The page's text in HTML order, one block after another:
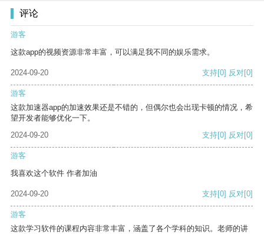
评论
游客
这款app的视频资源非常丰富，可以满足我不同的娱乐需求。
2024-09-20 支持[0] 反对[0]
游客
这款加速器app的加速效果还是不错的，但偶尔也会出现卡顿的情况，希
望开发者能够优化一下。
2024-09-20
支持[0] 反对[0]
游客
我喜欢这个软件 作者加油
2024-09-20 支持[0] 反对[0]
游客
这款学习软件的课程内容非常丰富，涵盖了各个学科的知识。老师的讲